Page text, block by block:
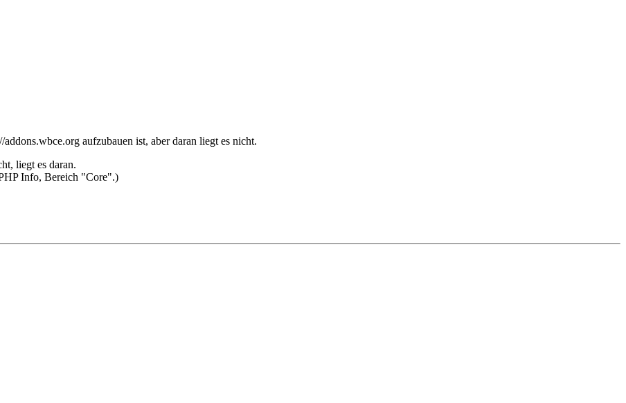
addons.wbce.org aufzubauen ist, aber daran liegt es nicht.
liegt es daran.
Info, Bereich "Core".)